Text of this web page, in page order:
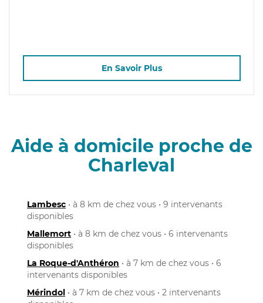
En Savoir Plus
Aide à domicile proche de
Charleval
Lambesc • à 8 km de chez vous • 9 intervenants
disponibles
Mallemort • à 8 km de chez vous • 6 intervenants
disponibles
La Roque-d'Anthéron • à 7 km de chez vous • 6
intervenants disponibles
Mérindol • à 7 km de chez vous • 2 intervenants